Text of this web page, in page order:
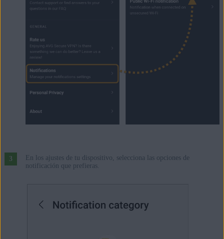
En los ajustes de tu dispositivo, selecciona las opciones de
notificación que prefieras.